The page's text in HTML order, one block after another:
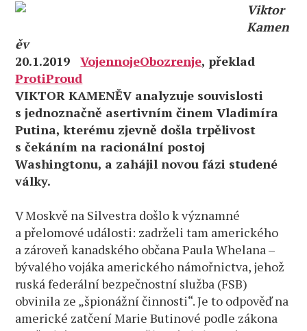
Viktor
Kamen
ěv
20.1.2019VojennojeObozrenje, překlad
ProtiProud
VIKTOR KAMENĚV analyzuje souvislosti
s jednoznačně asertivním činem Vladimíra
Putina, kterému zjevně došla trpělivost
s čekáním na racionální postoj
Washingtonu, a zahájil novou fázi studené
války.
V Moskvě na Silvestra došlo k významné
a přelomové události: zadrželi tam amerického
a zároveň kanadského občana Paula Whelana –
bývalého vojáka amerického námořnictva, jehož
ruská federální bezpečnostní služba (FSB)
obvinila ze „špionážní činnosti“. Je to odpověď na
americké zatčení Marie Butinové podle zákona